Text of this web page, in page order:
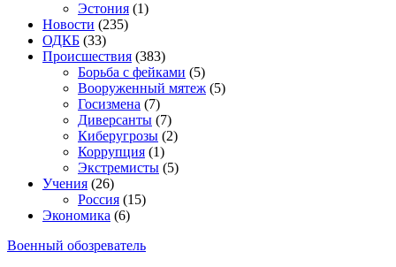
Эстония (1)
Новости (235)
ОДКБ (33)
Происшествия (383)
Борьба с фейками (5)
Вооруженный мятеж (5)
Госизмена (7)
Диверсанты (7)
Киберугрозы (2)
Коррупция (1)
Экстремисты (5)
Учения (26)
Россия (15)
Экономика (6)
Военный обозреватель